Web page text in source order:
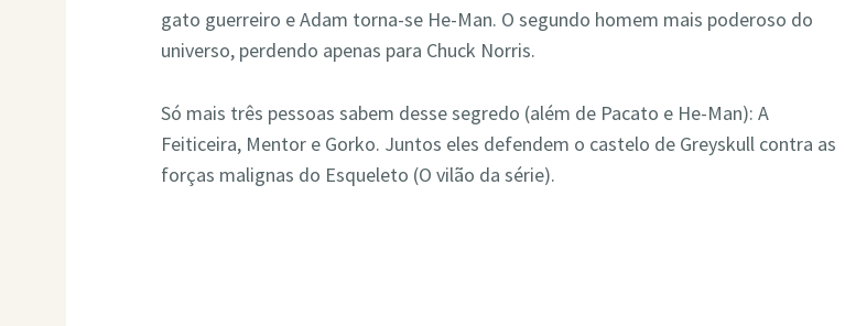
gato guerreiro e Adam torna-se He-Man. O segundo homem mais poderoso do
universo, perdendo apenas para Chuck Norris.
Só mais três pessoas sabem desse segredo (além de Pacato e He-Man): A
Feiticeira, Mentor e Gorko. Juntos eles defendem o castelo de Greyskull contra as
forças malignas do Esqueleto (O vilão da série).